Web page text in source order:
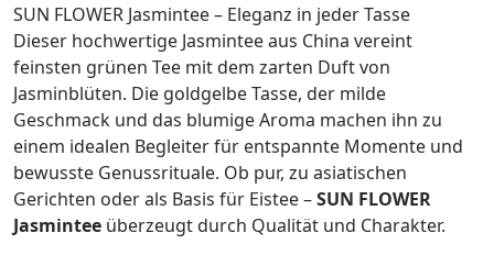
SUN FLOWER Jasmintee – Eleganz in jeder Tasse
Dieser hochwertige Jasmintee aus China vereint
feinsten grünen Tee mit dem zarten Duft von
Jasminblüten. Die goldgelbe Tasse, der milde
Geschmack und das blumige Aroma machen ihn zu
einem idealen Begleiter für entspannte Momente und
bewusste Genussrituale. Ob pur, zu asiatischen
Gerichten oder als Basis für Eistee –SUN FLOWER
Jasmintee überzeugt durch Qualität und Charakter.